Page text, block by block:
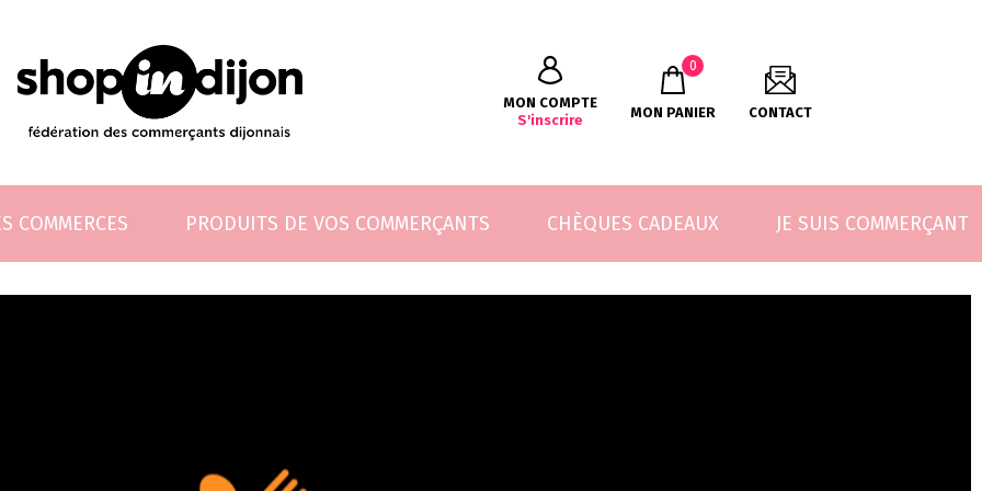
MON COMPTE
S'inscrire
0
MON PANIER CONTACT
COMMERCES PRODUITS DE VOS COMMERÇANTS CHÈQUES CADEAUX JE SUIS COMMERÇANT